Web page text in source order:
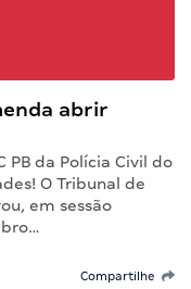
abrir
PB da Polícia Civil do
O Tribunal de
em sessão
Compartilhe